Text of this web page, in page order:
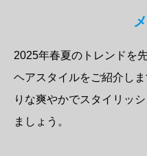
2025年春夏のトレンドを
ヘアスタイルをご紹介し
りな爽やかでスタイリッ
ましょう。